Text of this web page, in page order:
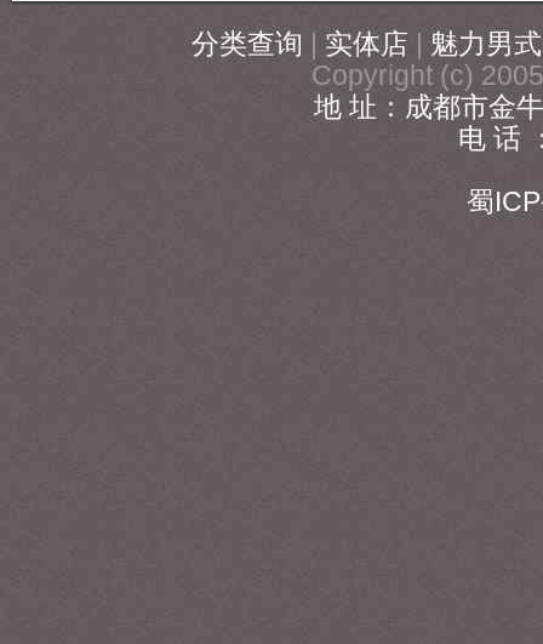
分类查询 | 实体店 | 魅力男式
Copyright (c)
地 址：成都市金
电 话
蜀